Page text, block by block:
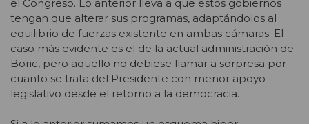
el Congreso. Lo anterior lleva a que estos gobiernos
tengan que alterar sus programas, adaptándolos al
equilibrio de fuerzas existente en ambas cámaras. El
caso más evidente es el de la actual administración de
Boric, pero aquello no debiese llamar a sorpresa por
cuanto se trata del Presidente con menor apoyo
legislativo desde el retorno a la democracia.